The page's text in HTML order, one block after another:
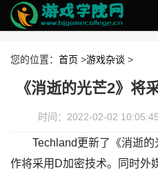
您的位置： 首页 >游戏杂谈 >
《消逝的光芒2》将
时间：2022-02-02 10:05:45
Techland更新了《消逝
作将采用D加密技术。同时外